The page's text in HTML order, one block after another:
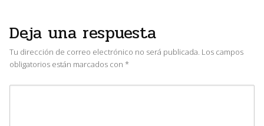
Deja una respuesta
Tu dirección de correo electrónico no será publicada. Los campos
obligatorios están marcados con *